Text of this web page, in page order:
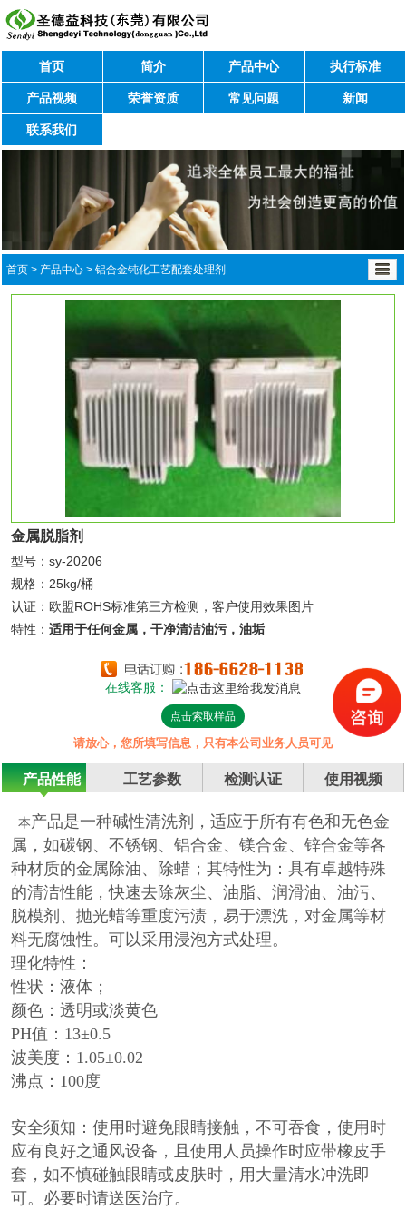
首页 简介 产品中心 执行标准
产品视频 荣誉资质 常见问题 新闻
联系我们
首页 > 产品中心 > 铝合金钝化工艺配套处理剂
金属脱脂剂
型号：sy-20206
规格：25kg/桶
认证：欧盟ROHS标准第三方检测，客户使用效果图片
特性： 适用于任何金属，干净清洁油污，油垢
在线客服：
点击索取样品
请放心，您所填写信息，只有本公司业务人员可见
产品性能 工艺参数 检测认证 使用视频
本产品是一种碱性清洗剂，适应于所有有色和无色金
属，如碳钢、不锈钢、铝合金、镁合金、锌合金等各
种材质的金属除油、除蜡；其特性为：具有卓越特殊
的清洁性能，快速去除灰尘、油脂、润滑油、油污、
脱模剂、抛光蜡等重度污渍，易于漂洗，对金属等材
料无腐蚀性。可以采用浸泡方式处理。
理化特性：
性状：液体；
颜色：透明或淡黄色
PH值：13±0.5
波美度：1.05±0.02
沸点：100度
安全须知：使用时避免眼睛接触，不可吞食，使用时
应有良好之通风设备，且使用人员操作时应带橡皮手
套，如不慎碰触眼睛或皮肤时，用大量清水冲洗即
可。必要时请送医治疗。